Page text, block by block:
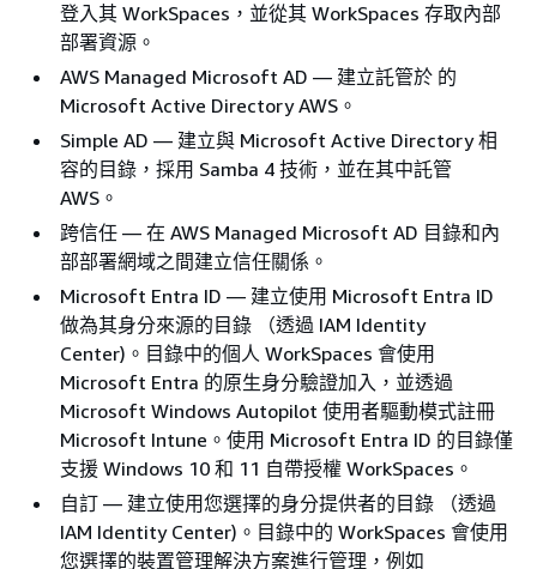
登入其 WorkSpaces，並從其 WorkSpaces 存取內部
部署資源。
AWS Managed Microsoft AD — 建立託管於 的
Microsoft Active Directory AWS。
Simple AD — 建立與 Microsoft Active Directory 相
容的目錄，採用 Samba 4 技術，並在其中託管
AWS。
跨信任 — 在 AWS Managed Microsoft AD 目錄和內
部部署網域之間建立信任關係。
Microsoft Entra ID — 建立使用 Microsoft Entra ID
做為其身分來源的目錄 （透過 IAM Identity
Center)。目錄中的個人 WorkSpaces 會使用
Microsoft Entra 的原生身分驗證加入，並透過
Microsoft Windows Autopilot 使用者驅動模式註冊
Microsoft Intune。使用 Microsoft Entra ID 的目錄僅
支援 Windows 10 和 11 自帶授權 WorkSpaces。
自訂 — 建立使用您選擇的身分提供者的目錄 （透過
IAM Identity Center)。目錄中的 WorkSpaces 會使用
您選擇的裝置管理解決方案進行管理，例如